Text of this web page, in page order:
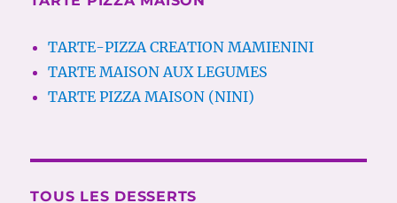
TARTE-PIZZA CREATION MAMIENINI
TARTE MAISON AUX LEGUMES
TARTE PIZZA MAISON (NINI)
TOUS LES DESSERTS